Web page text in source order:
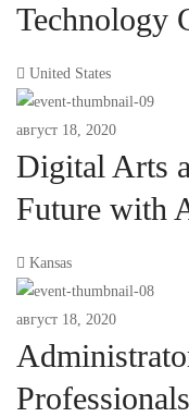
Technology
United States
август 18, 2020
Digital Arts
Future with
Kansas
август 18, 2020